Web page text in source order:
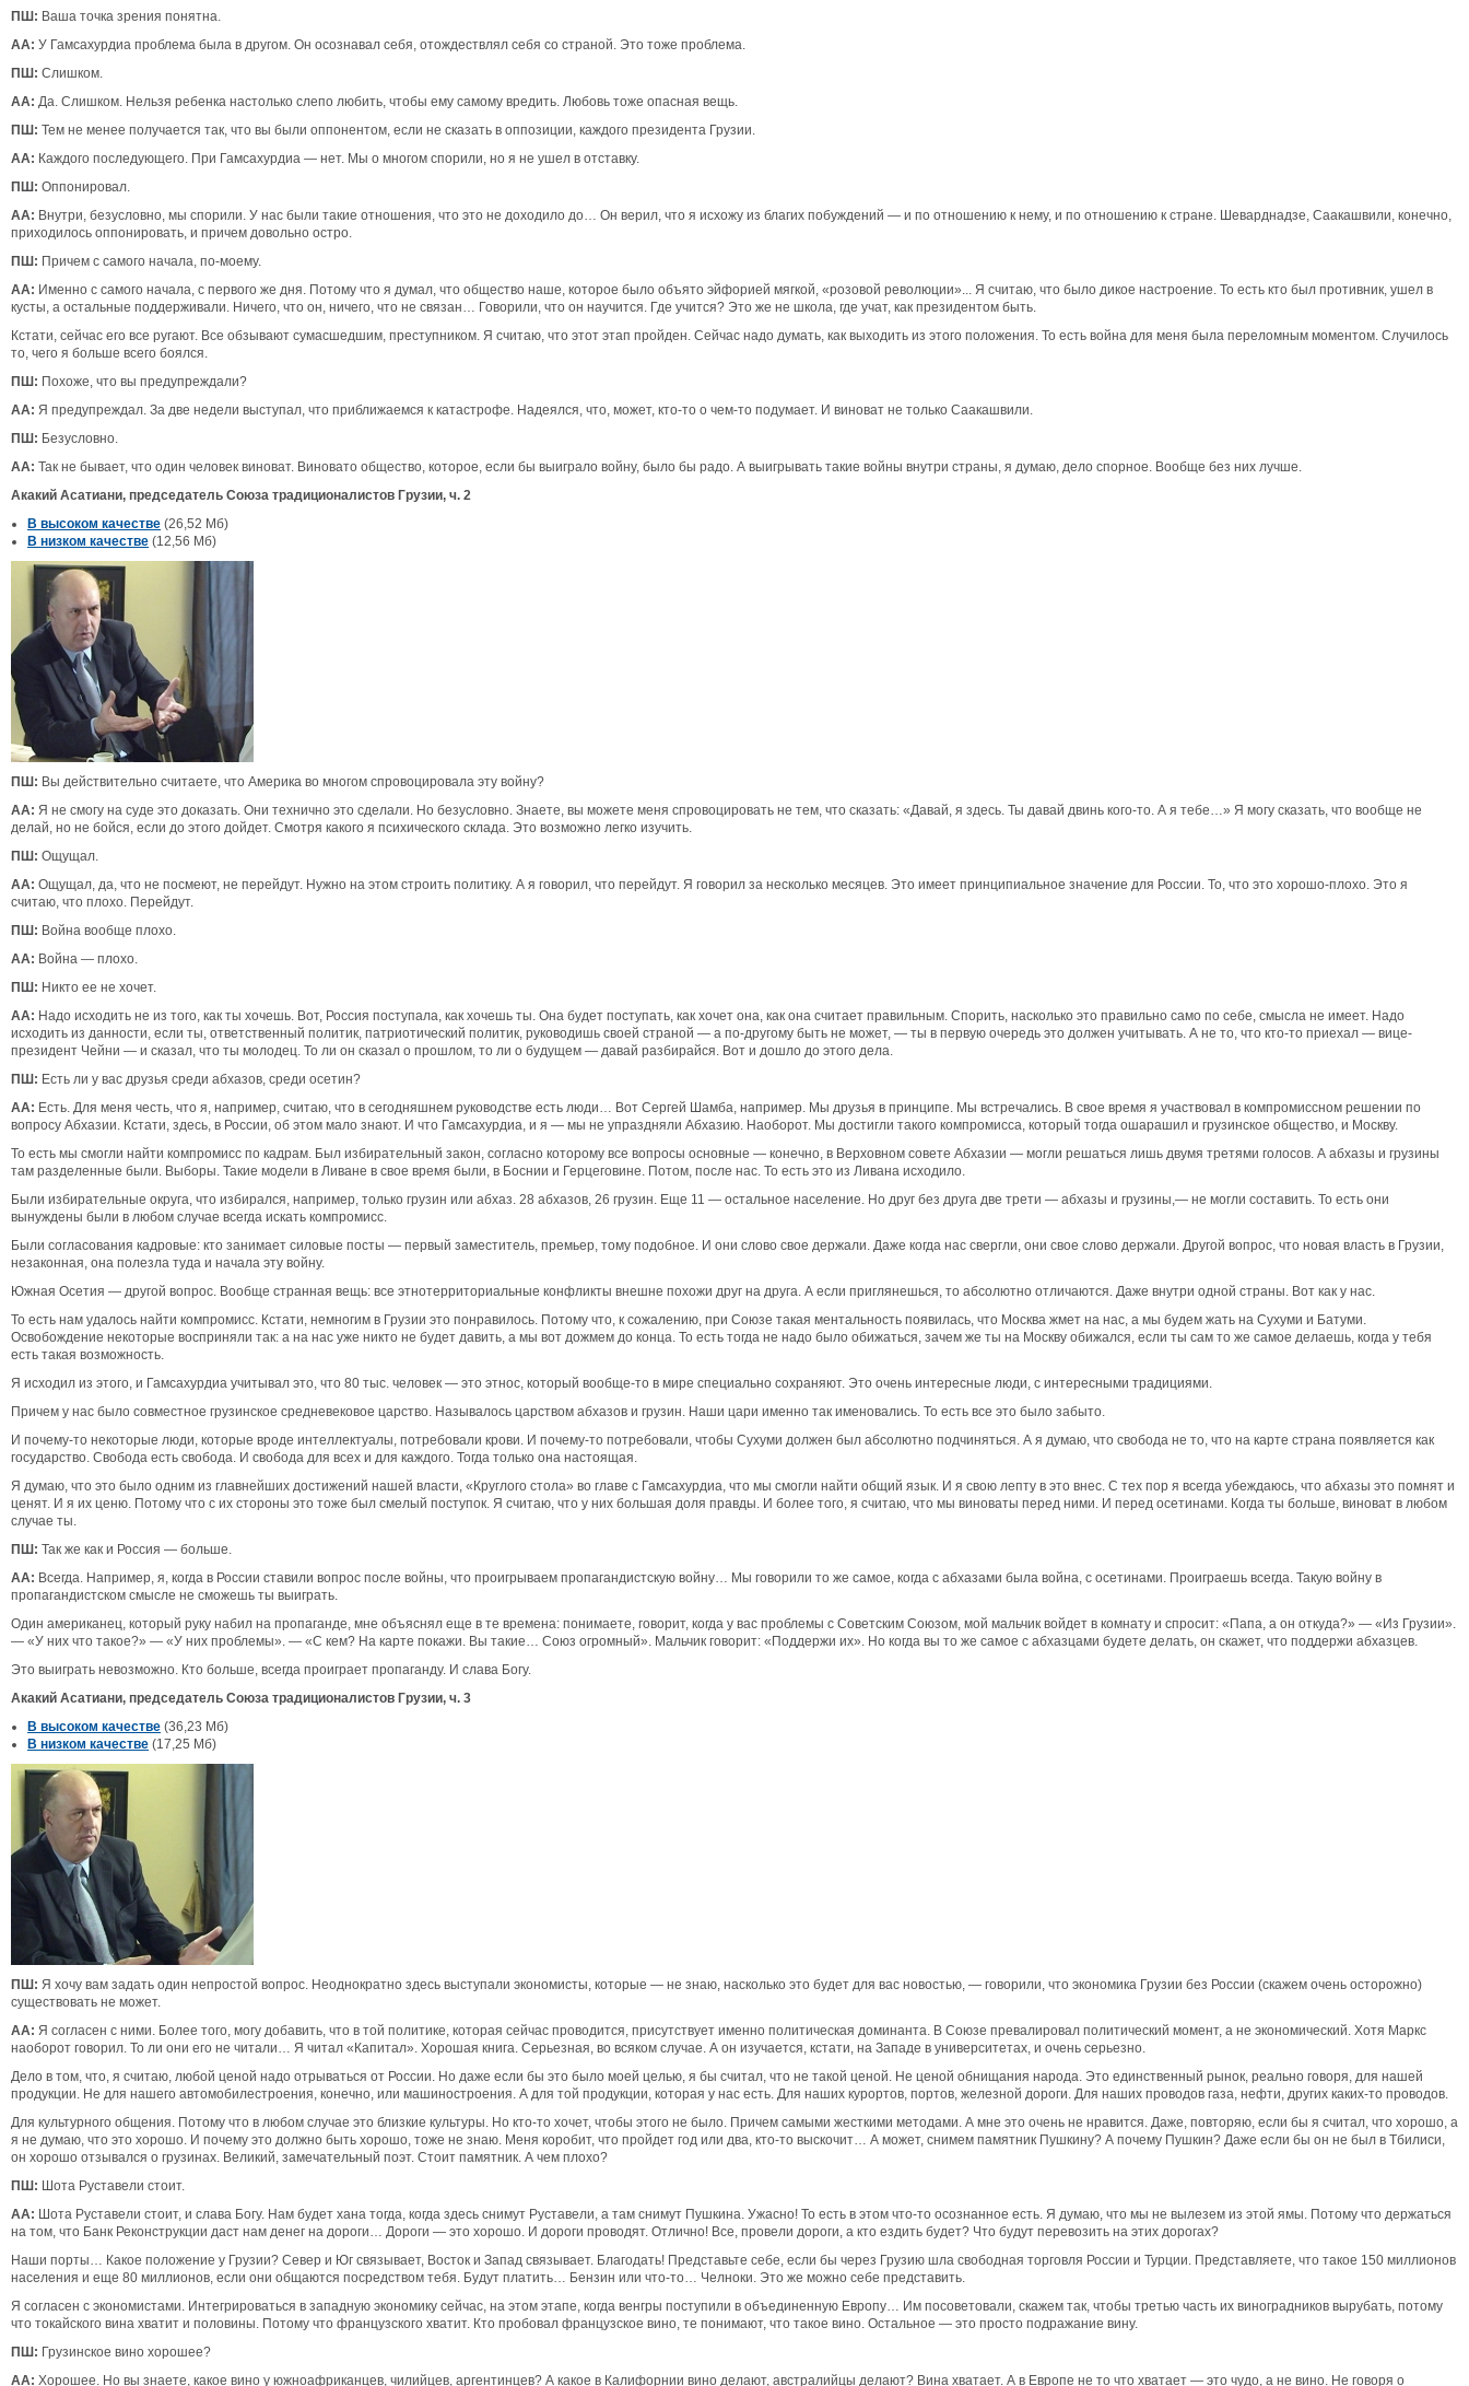
ПШ: Ваша точка зрения понятна.
АА: У Гамсахурдиа проблема была в другом. Он осознавал себя, отождествлял себя со страной. Это тоже проблема.
ПШ: Слишком.
АА: Да. Слишком. Нельзя ребенка настолько слепо любить, чтобы ему самому вредить. Любовь тоже опасная вещь.
ПШ: Тем не менее получается так, что вы были оппонентом, если не сказать в оппозиции, каждого президента Грузии.
АА: Каждого последующего. При Гамсахурдиа — нет. Мы о многом спорили, но я не ушел в отставку.
ПШ: Оппонировал.
АА: Внутри, безусловно, мы спорили. У нас были такие отношения, что это не доходило до… Он верил, что я исхожу из благих побуждений — и по отношению к нему, и по отношению к стране. Шеварднадзе, Саакашвили, конечно,
приходилось оппонировать, и причем довольно остро.
ПШ: Причем с самого начала, по-моему.
АА: Именно с самого начала, с первого же дня. Потому что я думал, что общество наше, которое было объято эйфорией мягкой, «розовой революции»... Я считаю, что было дикое настроение. То есть кто был противник, ушел в
кусты, а остальные поддерживали. Ничего, что он, ничего, что не связан… Говорили, что он научится. Где учится? Это же не школа, где учат, как президентом быть.
Кстати, сейчас его все ругают. Все обзывают сумасшедшим, преступником. Я считаю, что этот этап пройден. Сейчас надо думать, как выходить из этого положения. То есть война для меня была переломным моментом. Случилось
то, чего я больше всего боялся.
ПШ: Похоже, что вы предупреждали?
АА: Я предупреждал. За две недели выступал, что приближаемся к катастрофе. Надеялся, что, может, кто-то о чем-то подумает. И виноват не только Саакашвили.
ПШ: Безусловно.
АА: Так не бывает, что один человек виноват. Виновато общество, которое, если бы выиграло войну, было бы радо. А выигрывать такие войны внутри страны, я думаю, дело спорное. Вообще без них лучше.
Акакий Асатиани, председатель Союза традиционалистов Грузии, ч. 2
В высоком качестве (26,52 Мб)
В низком качестве (12,56 Мб)
ПШ: Вы действительно считаете, что Америка во многом спровоцировала эту войну?
АА: Я не смогу на суде это доказать. Они технично это сделали. Но безусловно. Знаете, вы можете меня спровоцировать не тем, что сказать: «Давай, я здесь. Ты давай двинь кого-то. А я тебе…» Я могу сказать, что вообще не
делай, но не бойся, если до этого дойдет. Смотря какого я психического склада. Это возможно легко изучить.
ПШ: Ощущал.
АА: Ощущал, да, что не посмеют, не перейдут. Нужно на этом строить политику. А я говорил, что перейдут. Я говорил за несколько месяцев. Это имеет принципиальное значение для России. То, что это хорошо-плохо. Это я
считаю, что плохо. Перейдут.
ПШ: Война вообще плохо.
АА: Война — плохо.
ПШ: Никто ее не хочет.
АА: Надо исходить не из того, как ты хочешь. Вот, Россия поступала, как хочешь ты. Она будет поступать, как хочет она, как она считает правильным. Спорить, насколько это правильно само по себе, смысла не имеет. Надо
исходить из данности, если ты, ответственный политик, патриотический политик, руководишь своей страной — а по-другому быть не может, — ты в первую очередь это должен учитывать. А не то, что кто-то приехал — вице-
президент Чейни — и сказал, что ты молодец. То ли он сказал о прошлом, то ли о будущем — давай разбирайся. Вот и дошло до этого дела.
ПШ: Есть ли у вас друзья среди абхазов, среди осетин?
АА: Есть. Для меня честь, что я, например, считаю, что в сегодняшнем руководстве есть люди… Вот Сергей Шамба, например. Мы друзья в принципе. Мы встречались. В свое время я участвовал в компромиссном решении по
вопросу Абхазии. Кстати, здесь, в России, об этом мало знают. И что Гамсахурдиа, и я — мы не упраздняли Абхазию. Наоборот. Мы достигли такого компромисса, который тогда ошарашил и грузинское общество, и Москву.
То есть мы смогли найти компромисс по кадрам. Был избирательный закон, согласно которому все вопросы основные — конечно, в Верховном совете Абхазии — могли решаться лишь двумя третями голосов. А абхазы и грузины
там разделенные были. Выборы. Такие модели в Ливане в свое время были, в Боснии и Герцеговине. Потом, после нас. То есть это из Ливана исходило.
Были избирательные округа, что избирался, например, только грузин или абхаз. 28 абхазов, 26 грузин. Еще 11 — остальное население. Но друг без друга две трети — абхазы и грузины,— не могли составить. То есть они
вынуждены были в любом случае всегда искать компромисс.
Были согласования кадровые: кто занимает силовые посты — первый заместитель, премьер, тому подобное. И они слово свое держали. Даже когда нас свергли, они свое слово держали. Другой вопрос, что новая власть в Грузии,
незаконная, она полезла туда и начала эту войну.
Южная Осетия — другой вопрос. Вообще странная вещь: все этнотерриториальные конфликты внешне похожи друг на друга. А если приглянешься, то абсолютно отличаются. Даже внутри одной страны. Вот как у нас.
То есть нам удалось найти компромисс. Кстати, немногим в Грузии это понравилось. Потому что, к сожалению, при Союзе такая ментальность появилась, что Москва жмет на нас, а мы будем жать на Сухуми и Батуми.
Освобождение некоторые восприняли так: а на нас уже никто не будет давить, а мы вот дожмем до конца. То есть тогда не надо было обижаться, зачем же ты на Москву обижался, если ты сам то же самое делаешь, когда у тебя
есть такая возможность.
Я исходил из этого, и Гамсахурдиа учитывал это, что 80 тыс. человек — это этнос, который вообще-то в мире специально сохраняют. Это очень интересные люди, с интересными традициями.
Причем у нас было совместное грузинское средневековое царство. Называлось царством абхазов и грузин. Наши цари именно так именовались. То есть все это было забыто.
И почему-то некоторые люди, которые вроде интеллектуалы, потребовали крови. И почему-то потребовали, чтобы Сухуми должен был абсолютно подчиняться. А я думаю, что свобода не то, что на карте страна появляется как
государство. Свобода есть свобода. И свобода для всех и для каждого. Тогда только она настоящая.
Я думаю, что это было одним из главнейших достижений нашей власти, «Круглого стола» во главе с Гамсахурдиа, что мы смогли найти общий язык. И я свою лепту в это внес. С тех пор я всегда убеждаюсь, что абхазы это помнят и
ценят. И я их ценю. Потому что с их стороны это тоже был смелый поступок. Я считаю, что у них большая доля правды. И более того, я считаю, что мы виноваты перед ними. И перед осетинами. Когда ты больше, виноват в любом
случае ты.
ПШ: Так же как и Россия — больше.
АА: Всегда. Например, я, когда в России ставили вопрос после войны, что проигрываем пропагандистскую войну… Мы говорили то же самое, когда с абхазами была война, с осетинами. Проиграешь всегда. Такую войну в
пропагандистском смысле не сможешь ты выиграть.
Один американец, который руку набил на пропаганде, мне объяснял еще в те времена: понимаете, говорит, когда у вас проблемы с Советским Союзом, мой мальчик войдет в комнату и спросит: «Папа, а он откуда?» — «Из Грузии».
— «У них что такое?» — «У них проблемы». — «С кем? На карте покажи. Вы такие… Союз огромный». Мальчик говорит: «Поддержи их». Но когда вы то же самое с абхазцами будете делать, он скажет, что поддержи абхазцев.
Это выиграть невозможно. Кто больше, всегда проиграет пропаганду. И слава Богу.
Акакий Асатиани, председатель Союза традиционалистов Грузии, ч. 3
В высоком качестве (36,23 Мб)
В низком качестве (17,25 Мб)
ПШ: Я хочу вам задать один непростой вопрос. Неоднократно здесь выступали экономисты, которые — не знаю, насколько это будет для вас новостью, — говорили, что экономика Грузии без России (скажем очень осторожно)
существовать не может.
АА: Я согласен с ними. Более того, могу добавить, что в той политике, которая сейчас проводится, присутствует именно политическая доминанта. В Союзе превалировал политический момент, а не экономический. Хотя Маркс
наоборот говорил. То ли они его не читали… Я читал «Капитал». Хорошая книга. Серьезная, во всяком случае. А он изучается, кстати, на Западе в университетах, и очень серьезно.
Дело в том, что, я считаю, любой ценой надо отрываться от России. Но даже если бы это было моей целью, я бы считал, что не такой ценой. Не ценой обнищания народа. Это единственный рынок, реально говоря, для нашей
продукции. Не для нашего автомобилестроения, конечно, или машиностроения. А для той продукции, которая у нас есть. Для наших курортов, портов, железной дороги. Для наших проводов газа, нефти, других каких-то проводов.
Для культурного общения. Потому что в любом случае это близкие культуры. Но кто-то хочет, чтобы этого не было. Причем самыми жесткими методами. А мне это очень не нравится. Даже, повторяю, если бы я считал, что хорошо, а
я не думаю, что это хорошо. И почему это должно быть хорошо, тоже не знаю. Меня коробит, что пройдет год или два, кто-то выскочит… А может, снимем памятник Пушкину? А почему Пушкин? Даже если бы он не был в Тбилиси,
он хорошо отзывался о грузинах. Великий, замечательный поэт. Стоит памятник. А чем плохо?
ПШ: Шота Руставели стоит.
АА: Шота Руставели стоит, и слава Богу. Нам будет хана тогда, когда здесь снимут Руставели, а там снимут Пушкина. Ужасно! То есть в этом что-то осознанное есть. Я думаю, что мы не вылезем из этой ямы. Потому что держаться
на том, что Банк Реконструкции даст нам денег на дороги… Дороги — это хорошо. И дороги проводят. Отлично! Все, провели дороги, а кто ездить будет? Что будут перевозить на этих дорогах?
Наши порты… Какое положение у Грузии? Север и Юг связывает, Восток и Запад связывает. Благодать! Представьте себе, если бы через Грузию шла свободная торговля России и Турции. Представляете, что такое 150 миллионов
населения и еще 80 миллионов, если они общаются посредством тебя. Будут платить… Бензин или что-то… Челноки. Это же можно себе представить.
Я согласен с экономистами. Интегрироваться в западную экономику сейчас, на этом этапе, когда венгры поступили в объединенную Европу… Им посоветовали, скажем так, чтобы третью часть их виноградников вырубать, потому
что токайского вина хватит и половины. Потому что французского хватит. Кто пробовал французское вино, те понимают, что такое вино. Остальное — это просто подражание вину.
ПШ: Грузинское вино хорошее?
АА: Хорошее. Но вы знаете, какое вино у южноафриканцев, чилийцев, аргентинцев? А какое в Калифорнии вино делают, австралийцы делают? Вина хватает. А в Европе не то что хватает — это чудо, а не вино. Не говоря о